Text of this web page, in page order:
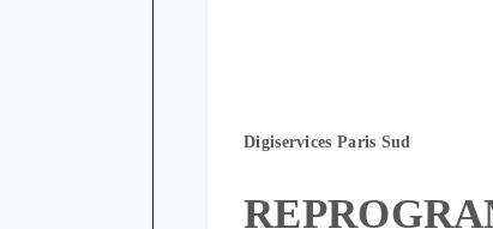
Digiservices Paris Sud